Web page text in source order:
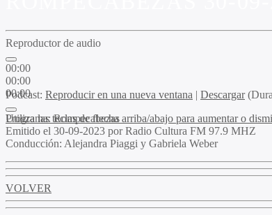
Reproductor de audio
00:00
00:00
00:00
Utiliza las teclas de flecha arriba/abajo para aumentar o
Podcast: Reproducir en una nueva ventana | Descargar
Programa:Rompecabezas
Emitido el 30-09-2023 por Radio Cultura FM 97.9 MHZ
Conducción: Alejandra Piaggi y Gabriela Weber
VOLVER